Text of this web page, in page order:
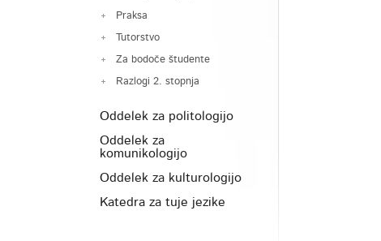
Praksa
Tutorstvo
Za bodoče študente
Razlogi 2. stopnja
Oddelek za politologijo
Oddelek za
komunikologijo
Oddelek za kulturologijo
Katedra za tuje jezike